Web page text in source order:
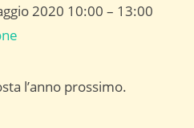
2020 10:00 – 13:00
l’anno prossimo.